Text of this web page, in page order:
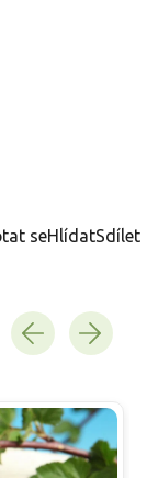
seHlídatSdílet